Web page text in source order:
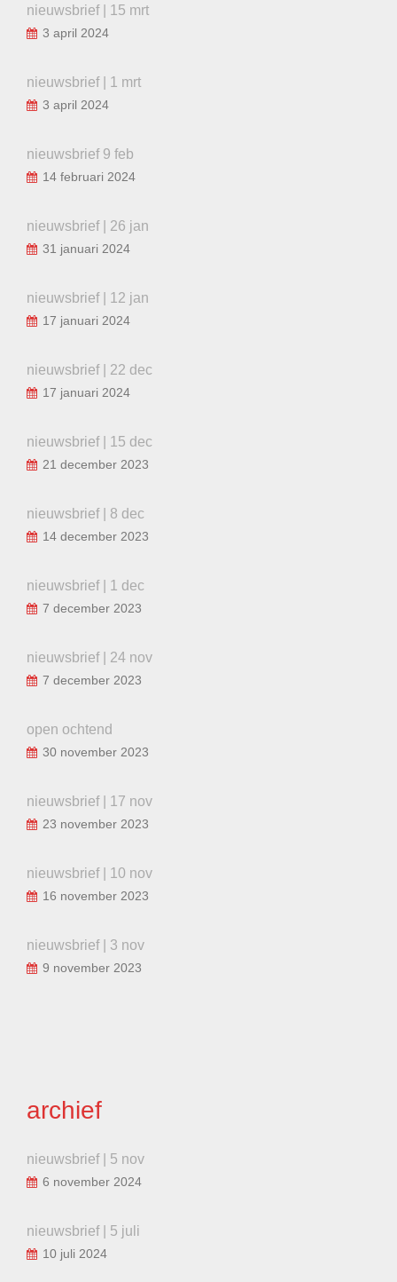
nieuwsbrief | 15 mrt
3 april 2024
nieuwsbrief | 1 mrt
3 april 2024
nieuwsbrief 9 feb
14 februari 2024
nieuwsbrief | 26 jan
31 januari 2024
nieuwsbrief | 12 jan
17 januari 2024
nieuwsbrief | 22 dec
17 januari 2024
nieuwsbrief | 15 dec
21 december 2023
nieuwsbrief | 8 dec
14 december 2023
nieuwsbrief | 1 dec
7 december 2023
nieuwsbrief | 24 nov
7 december 2023
open ochtend
30 november 2023
nieuwsbrief | 17 nov
23 november 2023
nieuwsbrief | 10 nov
16 november 2023
nieuwsbrief | 3 nov
9 november 2023
archief
nieuwsbrief | 5 nov
6 november 2024
nieuwsbrief | 5 juli
10 juli 2024